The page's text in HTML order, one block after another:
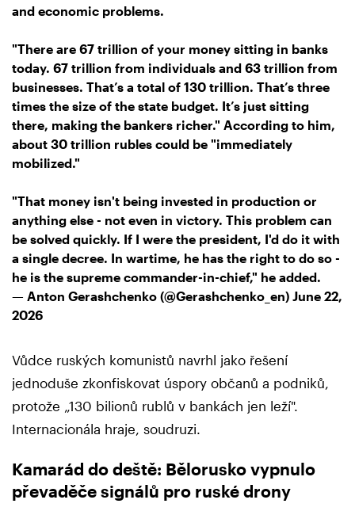
and economic problems.
"There are 67 trillion of your money sitting in banks
today. 67 trillion from individuals and 63 trillion from
businesses. That’s a total of 130 trillion. That’s three
times the size of the state budget. It’s just sitting
there, making the bankers richer." According to him,
about 30 trillion rubles could be "immediately
mobilized."
"That money isn't being invested in production or
anything else - not even in victory. This problem can
be solved quickly. If I were the president, I'd do it with
a single decree. In wartime, he has the right to do so -
he is the supreme commander-in-chief," he added.
— Anton Gerashchenko (@Gerashchenko_en) June 22,
2026
Vůdce ruských komunistů navrhl jako řešení
jednoduše zkonfiskovat úspory občanů a podniků,
protože „130 bilionů rublů v bankách jen leží".
Internacionála hraje, soudruzi.
Kamarád do deště: Bělorusko vypnulo
převaděče signálů pro ruské drony